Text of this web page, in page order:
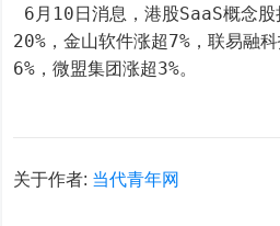
6月10日消息，港股SaaS概念
20%，金山软件涨超7%，联易融
6%，微盟集团涨超3%。
关于作者: 当代青年网